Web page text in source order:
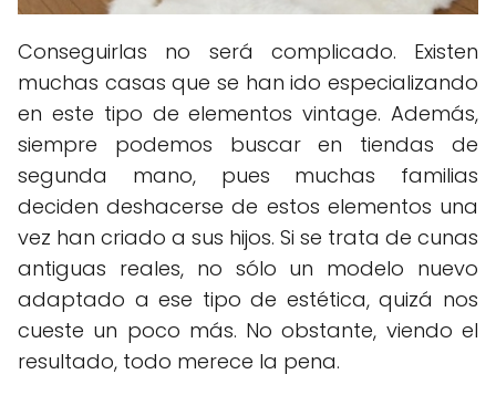
Conseguirlas no será complicado. Existen
muchas casas que se han ido especializando
en este tipo de elementos vintage. Además,
siempre podemos buscar en tiendas de
segunda mano, pues muchas familias
deciden deshacerse de estos elementos una
vez han criado a sus hijos. Si se trata de cunas
antiguas reales, no sólo un modelo nuevo
adaptado a ese tipo de estética, quizá nos
cueste un poco más. No obstante, viendo el
resultado, todo merece la pena.